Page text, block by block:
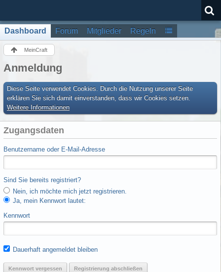
Dashboard Forum Mitglieder Regeln
MeinCraft
Anmeldung
Diese Seite verwendet Cookies. Durch die Nutzung unserer Seite
erklären Sie sich damit einverstanden, dass wir Cookies setzen.
Weitere Informationen
Zugangsdaten
Benutzername oder E-Mail-Adresse
Sind Sie bereits registriert?
Nein, ich möchte mich jetzt registrieren.
Ja, mein Kennwort lautet:
Kennwort
Dauerhaft angemeldet bleiben
Kennwort vergessen Registrierung abschließen